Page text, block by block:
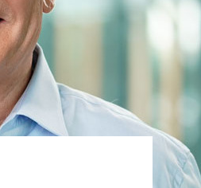
helfen Schlaganfall-Kindern